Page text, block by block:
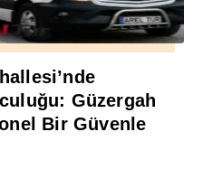
Güzergah
Bir Güvenle